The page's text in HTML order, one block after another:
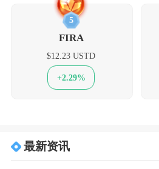
5
FIRA
$12.23 USTD
+2.29%
最新资讯